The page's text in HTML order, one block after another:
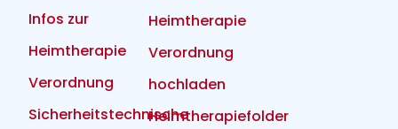
Infos zur
Heimtherapie
Verordnung
Sicherheitstechnische
Heimtherapie
Verordnung
hochladen
Heimtherapiefolder